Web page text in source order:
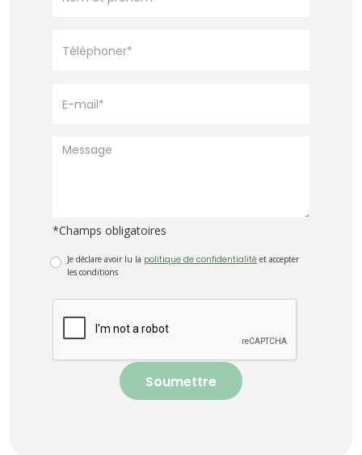
*Champs obligatoires
Je déclare avoir lu la politique de confidentialité et accepter
les conditions
Soumettre